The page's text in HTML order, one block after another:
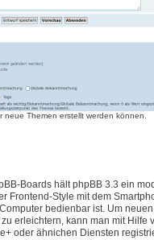
neue Themen erstellt werden können.
Boards hält phpBB 3.3 ein
Frontend-Style mit dem
bedienbar ist. Um
erleichtern, kann man mit Hilfe
oder ähnichen Diensten